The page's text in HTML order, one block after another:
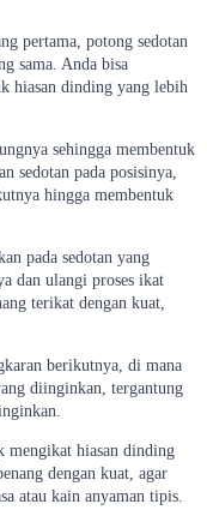
pertama, potong sedotan
sama. Anda bisa
hiasan dinding yang lebih
sehingga membentuk
sedotan pada posisinya,
hingga membentuk
pada sedotan yang
dan ulangi proses ikat
terikat dengan kuat,
berikutnya, di mana
diinginkan, tergantung
mengikat hiasan dinding
dengan kuat, agar
atau kain anyaman tipis.